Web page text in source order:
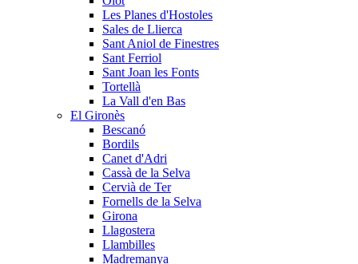
Les Planes d'Hostoles
Sales de Llierca
Sant Aniol de Finestres
Sant Ferriol
Sant Joan les Fonts
Tortellà
La Vall d'en Bas
El Gironès
Bescanó
Bordils
Canet d'Adri
Cassà de la Selva
Cervià de Ter
Fornells de la Selva
Girona
Llagostera
Llambilles
Madremanya